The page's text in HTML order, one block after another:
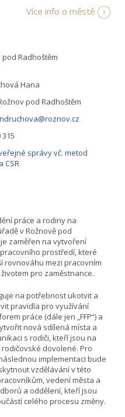
Více info o městě
pod Radhoštěm
Hana
pod Radhoštěm
315
správy vč. metod
CSR
práce a rodiny na
v Rožnově pod
zaměřen na vytvoření
prostředí, které
rovnováhu mezi pracovním
pro zaměstnance.
na potřebnost ukotvit a
pravidla pro využívání
práce (dále jen „FFP“) a
nová sdílená místa a
s rodiči, kteří jsou na
dovolené. Pro
implementaci bude
vzdělávání v této
vedení města a
a oddělení, kteří jsou
celého procesu změny.